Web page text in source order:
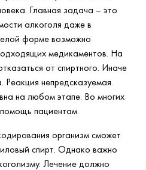
Главная задача – это
алкоголя даже в
форме возможно
медикаментов. На
от спиртного. Иначе
Реакция непредсказуемая.
на любом этапе. Во многих
пациентам.
организм сможет
спирт. Однако важно
Лечение должно